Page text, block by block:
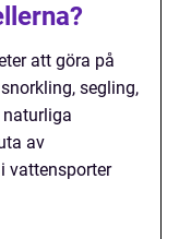
att göra på
segling,
av
vattensporter